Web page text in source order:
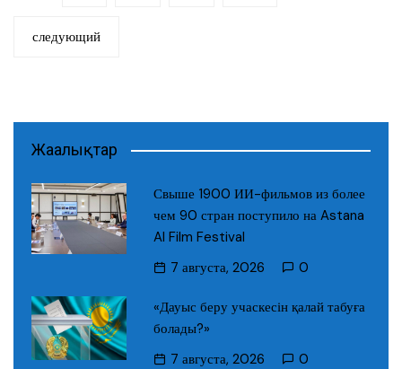
следующий
Жаңалықтар
Свыше 1900 ИИ-фильмов из более
чем 90 стран поступило на Astana
AI Film Festival
7 августа, 2026
0
«Дауыс беру учаскесін қалай табуға
болады?»
7 августа, 2026
0